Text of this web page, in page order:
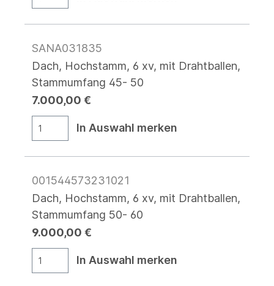
SANA031835
Dach, Hochstamm, 6 xv, mit Drahtballen,
Stammumfang 45- 50
7.000,00 €
In Auswahl merken
001544573231021
Dach, Hochstamm, 6 xv, mit Drahtballen,
Stammumfang 50- 60
9.000,00 €
In Auswahl merken